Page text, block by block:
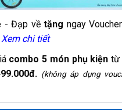
- Đạp vềtặng ngay Voucher
Xem chi tiết
combo 5 món phụ kiện từ
(không áp dụng